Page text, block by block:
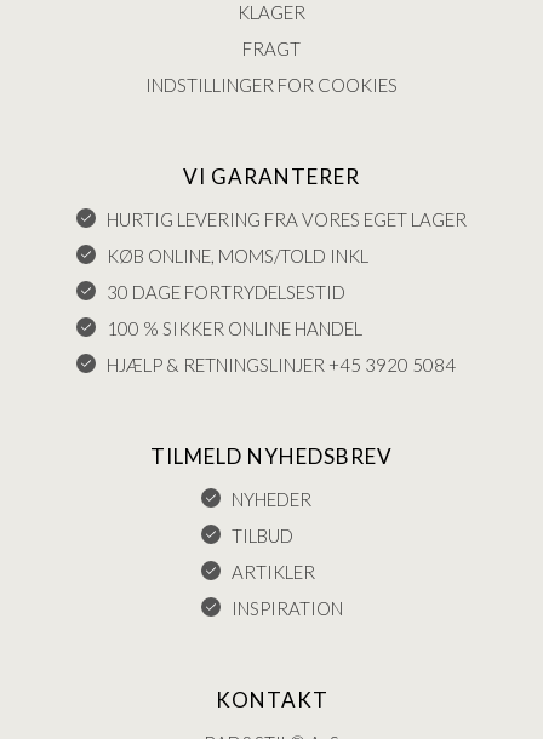
KLAGER
FRAGT
INDSTILLINGER FOR COOKIES
VI GARANTERER
HURTIG LEVERING FRA VORES EGET LAGER
KØB ONLINE, MOMS/TOLD INKL
30 DAGE FORTRYDELSESTID
100 % SIKKER ONLINE HANDEL
HJÆLP & RETNINGSLINJER +45 3920 5084
TILMELD NYHEDSBREV
NYHEDER
TILBUD
ARTIKLER
INSPIRATION
KONTAKT